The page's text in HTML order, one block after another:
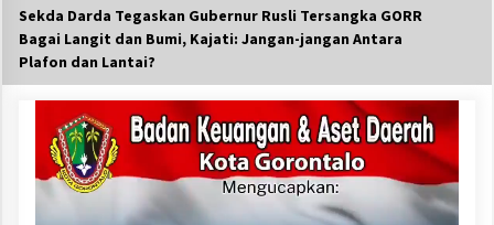
Sekda Darda Tegaskan Gubernur Rusli Tersangka GORR
Bagai Langit dan Bumi, Kajati: Jangan-jangan Antara
Plafon dan Lantai?